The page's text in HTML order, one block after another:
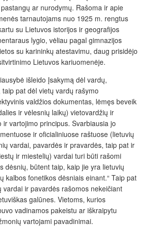
ar nurodymų. Rašoma ir apie
tarnautojams nuo 1925 m. rengtus
su Lietuvos istorijos ir geografijos
lygio, vėliau pagal gimnazijos
su karininkų atestavimu, daug prisidėjo
Lietuvos kariuomenėje.
išleido Įsakymą dėl vardų,
pat dėl vietų vardų rašymo
valdžios dokumentas, lėmęs beveik
ir vėlesnių laikų) vietovardžių ir
vartojimo principus. Svarbiausia jo
ir oficialiniuose raštuose (lietuvių
vardai, pavardės ir pravardės, taip pat ir
ir miestelių) vardai turi būti rašomi
dėsnių, būtent taip, kaip jie yra lietuvių
kalbos fonetikos dėsniais einant.“ Taip pat
vardai ir pavardės rašomos nekeičiant
galūnes. Vietoms, kurios
vadinamos pakeistu ar iškraipytu
vartojami pavadinimai.